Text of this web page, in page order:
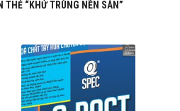
THẺ “KHỬ TRÙNG NỀN SÀN”